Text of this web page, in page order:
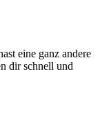
eine ganz andere
dir schnell und